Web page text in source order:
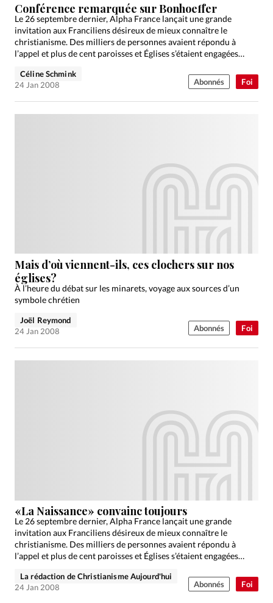
Foi
Conférence remarquée sur Bonhoeffer
Le 26 septembre dernier, Alpha France lançait une grande
invitation aux Franciliens désireux de mieux connaître le
christianisme. Des milliers de personnes avaient répondu à
l’appel et plus de cent paroisses et Églises s’étaient engagées…
Céline Schmink
24 Jan 2008
Abonnés
Foi
Mais d’où viennent-ils, ces clochers sur nos
églises?
À l’heure du débat sur les minarets, voyage aux sources d’un
symbole chrétien
Joël Reymond
24 Jan 2008
Abonnés
Foi
«La Naissance» convainc toujours
Le 26 septembre dernier, Alpha France lançait une grande
invitation aux Franciliens désireux de mieux connaître le
christianisme. Des milliers de personnes avaient répondu à
l’appel et plus de cent paroisses et Églises s’étaient engagées…
La rédaction de Christianisme Aujourd'hui
24 Jan 2008
Abonnés